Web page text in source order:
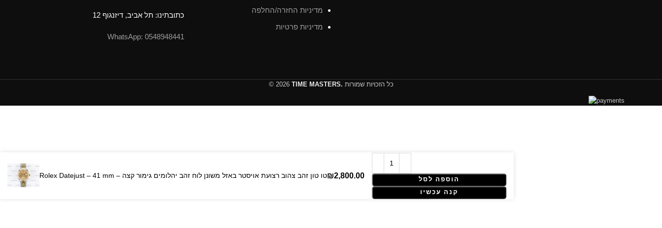
מדיניות החזרה/החלפה
מדיניות פרטיות
כתובתינו: תל אביב, דיזנגוף 12
0548948441 :WhatsApp
© 2026 TIME MASTERS. כל הזכויות שמורות
Rolex Datejust – 41 mm – טו טון זהב צהוב רצועת אויסטר באזל משונן לוח זהב יהלומים גימור קצה
הוספה לסל
קנה עכשיו